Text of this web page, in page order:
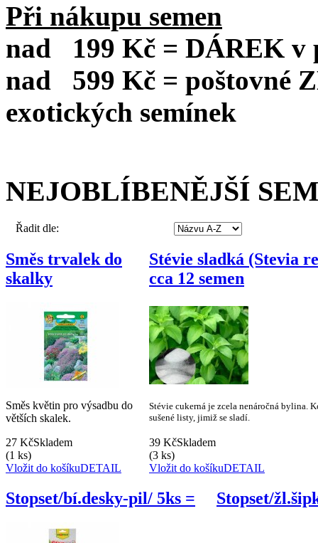
Při nákupu semen
nad 199 Kč = DÁREK v
nad 599 Kč = poštovné
exotických semínek
NEJOBLÍBENĚJŠÍ
Řadit dle:
Směs trvalek do
skalky
Stévie sladká (Stevia
cca 12 semen
Směs květin pro výsadbu do
větších skalek.
Stévie cukerná je zcela nenáročná bylina.
sušené listy, jimiž se sladí.
27 KčSkladem
(1 ks)
Vložit do košíkuDETAIL
39 KčSkladem
(3 ks)
Vložit do košíkuDETAIL
Stopset/bí.desky-pil/ 5ks = Stopset/